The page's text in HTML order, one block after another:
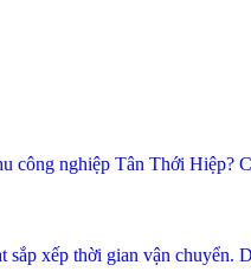
công nghiệp Tân Thới Hiệp?
sắp xếp thời gian vận chuyển.